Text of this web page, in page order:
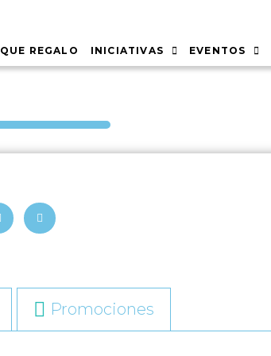
REGALO INICIATIVAS EVENTOS
Promociones